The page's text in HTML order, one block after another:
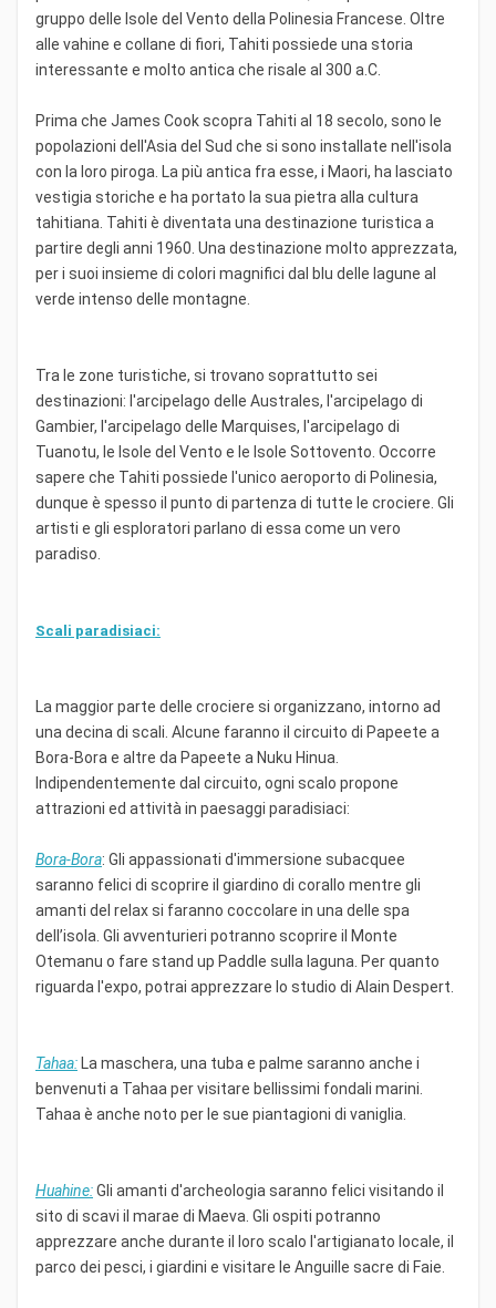
gruppo delle Isole del Vento della Polinesia Francese. Oltre
alle vahine e collane di fiori, Tahiti possiede una storia
interessante e molto antica che risale al 300 a.C.
Prima che James Cook scopra Tahiti al 18 secolo, sono le
popolazioni dell'Asia del Sud che si sono installate nell'isola
con la loro piroga. La più antica fra esse, i Maori, ha lasciato
vestigia storiche e ha portato la sua pietra alla cultura
tahitiana. Tahiti è diventata una destinazione turistica a
partire degli anni 1960. Una destinazione molto apprezzata,
per i suoi insieme di colori magnifici dal blu delle lagune al
verde intenso delle montagne.
Tra le zone turistiche, si trovano soprattutto sei
destinazioni: l'arcipelago delle Australes, l'arcipelago di
Gambier, l'arcipelago delle Marquises, l'arcipelago di
Tuanotu, le Isole del Vento e le Isole Sottovento. Occorre
sapere che Tahiti possiede l'unico aeroporto di Polinesia,
dunque è spesso il punto di partenza di tutte le crociere. Gli
artisti e gli esploratori parlano di essa come un vero
paradiso.
Scali paradisiaci:
La maggior parte delle crociere si organizzano, intorno ad
una decina di scali. Alcune faranno il circuito di Papeete a
Bora-Bora e altre da Papeete a Nuku Hinua.
Indipendentemente dal circuito, ogni scalo propone
attrazioni ed attività in paesaggi paradisiaci:
Bora-Bora: Gli appassionati d'immersione subacquee
saranno felici di scoprire il giardino di corallo mentre gli
amanti del relax si faranno coccolare in una delle spa
dell’isola. Gli avventurieri potranno scoprire il Monte
Otemanu o fare stand up Paddle sulla laguna. Per quanto
riguarda l'expo, potrai apprezzare lo studio di Alain Despert.
Tahaa: La maschera, una tuba e palme saranno anche i
benvenuti a Tahaa per visitare bellissimi fondali marini.
Tahaa è anche noto per le sue piantagioni di vaniglia.
Huahine:Gli amanti d'archeologia saranno felici visitando il
sito di scavi il marae di Maeva. Gli ospiti potranno
apprezzare anche durante il loro scalo l'artigianato locale, il
parco dei pesci, i giardini e visitare le Anguille sacre di Faie.